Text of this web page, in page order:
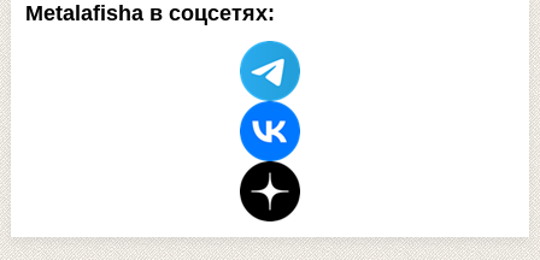
Metalafisha в соцсетях: